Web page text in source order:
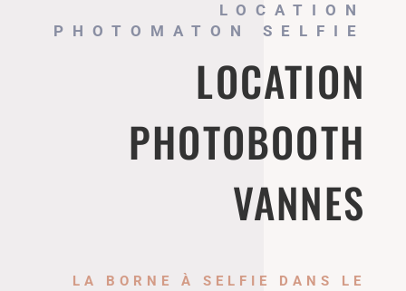
LOCATION
PHOTOMATON SELFIE
LOCATION
PHOTOBOOTH
VANNES
LA BORNE À SELFIE DANS LE